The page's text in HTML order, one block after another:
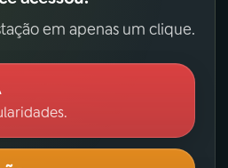
em apenas um clique.